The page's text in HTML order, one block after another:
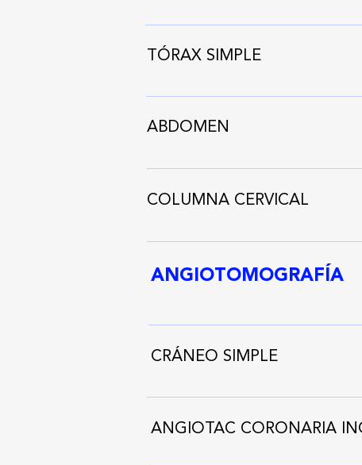
TÓRAX SIMPLE
ABDOMEN
COLUMNA CERVICAL
ANGIOTOMOGRAFÍA
CRÁNEO SIMPLE
ANGIOTAC CORONARIA